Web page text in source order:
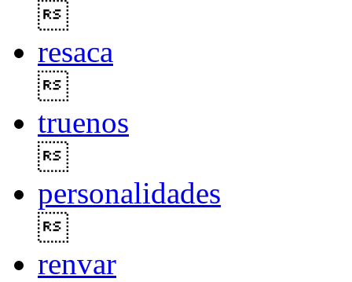
resaca
truenos
personalidades
renvar